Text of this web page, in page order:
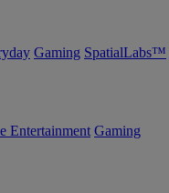
Gaming SpatialLabs™
Entertainment Gaming